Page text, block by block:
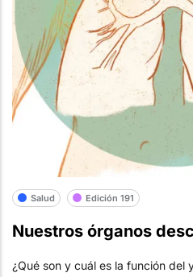
Salud Edición 191
Nuestros órganos
¿Qué son y cuál es la función del